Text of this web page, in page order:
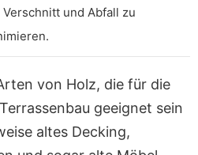
Verschnitt und Abfall zu
von Holz, die für die
geeignet sein
altes Decking,